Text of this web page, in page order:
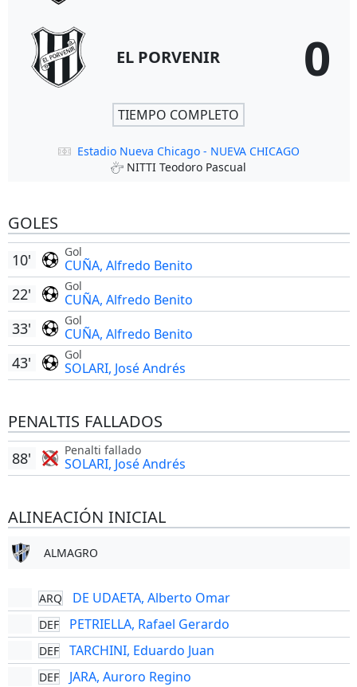
EL PORVENIR 0
TIEMPO COMPLETO
Estadio Nueva Chicago - NUEVA CHICAGO
NITTI Teodoro Pascual
GOLES
Gol
CUÑA, Alfredo Benito
10'
Gol
CUÑA, Alfredo Benito
22'
Gol
CUÑA, Alfredo Benito
33'
Gol
SOLARI, José Andrés
43'
PENALTIS FALLADOS
Penalti fallado
SOLARI, José Andrés
88'
ALINEACIÓN INICIAL
ALMAGRO
ARQ DE UDAETA, Alberto Omar
DEF PETRIELLA, Rafael Gerardo
DEF TARCHINI, Eduardo Juan
DEF JARA, Auroro Regino